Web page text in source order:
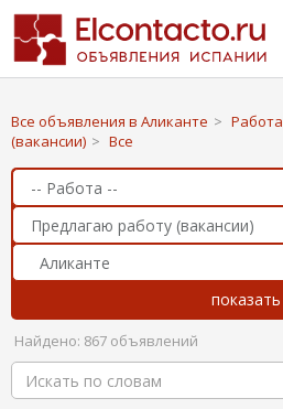
Все объявления в Аликанте > Работа
(вакансии) > Все
Найдено: 867 объявлений